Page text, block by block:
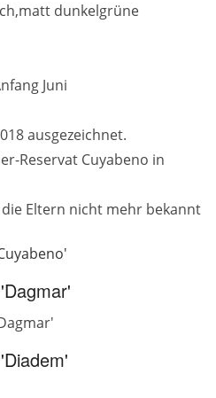
dunkelgrüne
Juni
ausgezeichnet.
Reservat Cuyabeno in
Eltern nicht mehr bekannt